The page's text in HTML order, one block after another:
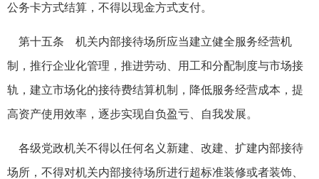
公务卡方式结算，不得以现金方式支付。
第十五条 机关内部接待场所应当建立健全服务经营机
制，推行企业化管理，推进劳动、用工和分配制度与市场接
轨，建立市场化的接待费结算机制，降低服务经营成本，提
高资产使用效率，逐步实现自负盈亏、自我发展。
各级党政机关不得以任何名义新建、改建、扩建内部接待
场所，不得对机关内部接待场所进行超标准装修或者装饰、